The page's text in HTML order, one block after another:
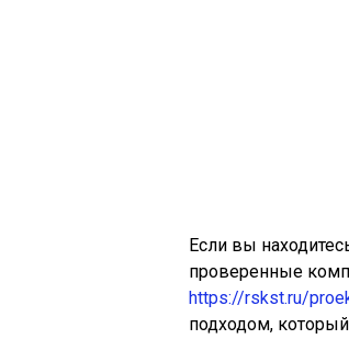
Если вы
проверенные
https://rskst.ru/
подходом,